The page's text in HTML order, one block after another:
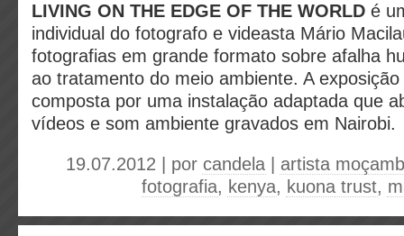
LIVING ON THE EDGE OF THE WORLD é
individual do fotografo e videasta Mário
fotografias em grande formato sobre afalha
ao tratamento do meio ambiente. A
composta por uma instalação adaptada que
vídeos e som ambiente gravados em Nairobi.
19.07.2012 | por candela
artista
fotografia, kenya, kuona trust,